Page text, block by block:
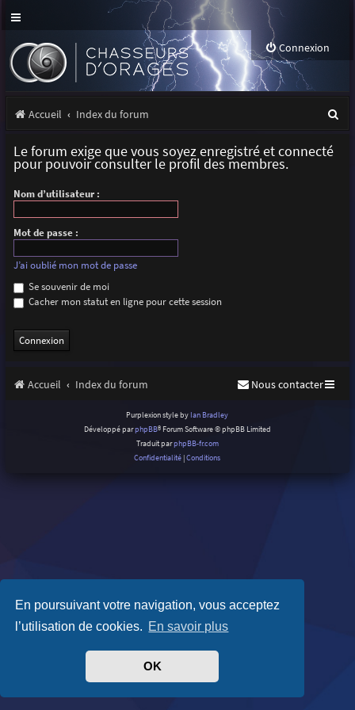
En poursuivant votre navigation, vous acceptez
l’utilisation de cookies. En savoir plus
OK
Connexion
Accueil Index du forum
Le forum exige que vous soyez enregistré et connecté
pour pouvoir consulter le profil des membres.
Nom d’utilisateur :
Mot de passe :
J’ai oublié mon mot de passe
Se souvenir de moi
Cacher mon statut en ligne pour cette session
Accueil Index du forum Nous contacter
Purplexion style by Ian Bradley
Développé parphpBB® Forum Software © phpBB Limited
Traduit parphpBB-fr.com
Confidentialité |Conditions